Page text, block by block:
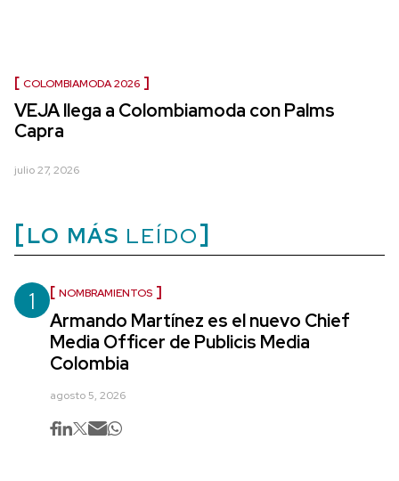
COLOMBIAMODA 2026
VEJA llega a Colombiamoda con Palms
Capra
julio 27, 2026
LO MÁS LEÍDO
1 NOMBRAMIENTOS
Armando Martínez es el nuevo Chief
Media Officer de Publicis Media
Colombia
agosto 5, 2026